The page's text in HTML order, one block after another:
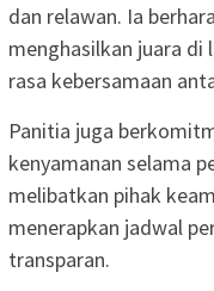
dan relawan. Ia
menghasilkan juara
rasa kebersamaan
Panitia juga
kenyamanan selama
melibatkan pihak
menerapkan jadwal
transparan.